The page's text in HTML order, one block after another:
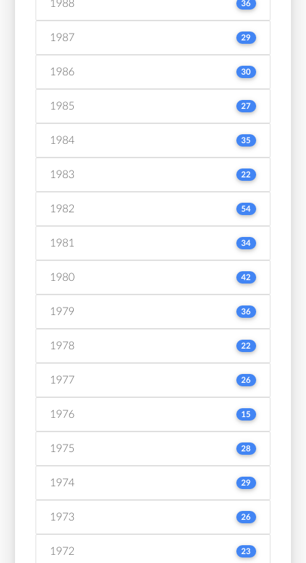
1988 36
1987 29
1986 30
1985 27
1984 35
1983 22
1982 54
1981 34
1980 42
1979 36
1978 22
1977 26
1976 15
1975 28
1974 29
1973 26
1972 23